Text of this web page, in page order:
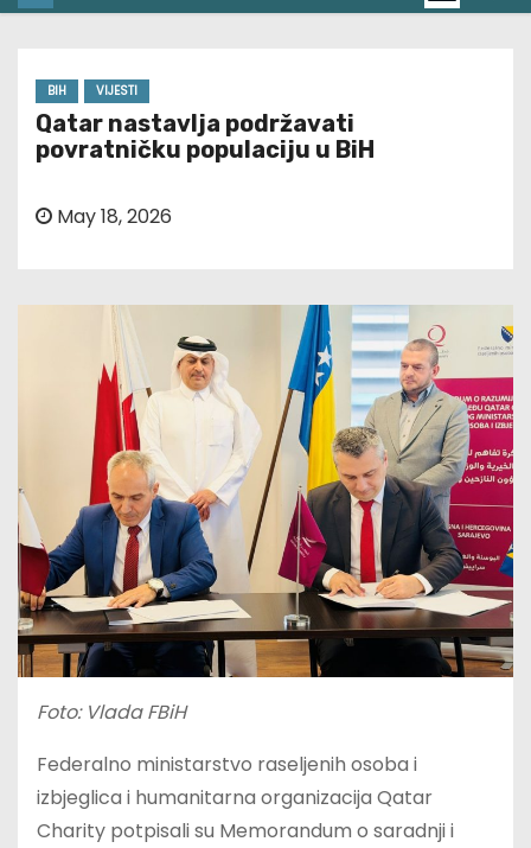
BIH VIJESTI
Qatar nastavlja podržavati
povratničku populaciju u BiH
May 18, 2026
Foto: Vlada FBiH
Federalno ministarstvo raseljenih osoba i
izbjeglica i humanitarna organizacija Qatar
Charity potpisali su Memorandum o saradnji i